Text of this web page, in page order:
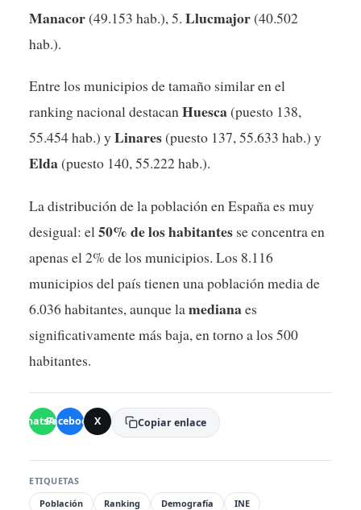
Manacor(49.153 hab.), 5. Llucmajor(40.502
hab.).
Entre los municipios de tamaño similar en el
ranking nacional destacanHuesca(puesto 138,
55.454 hab.) yLinares(puesto 137, 55.633 hab.) y
Elda(puesto 140, 55.222 hab.).
La distribución de la población en España es muy
desigual: el 50% de los habitantes se concentra en
apenas el 2% de los municipios. Los 8.116
municipios del país tienen una población media de
6.036 habitantes, aunque lamedianaes
significativamente más baja, en torno a los 500
habitantes.
WhatsApp
Facebook X Copiar enlace
ETIQUETAS
Población
Ranking Demografía INE